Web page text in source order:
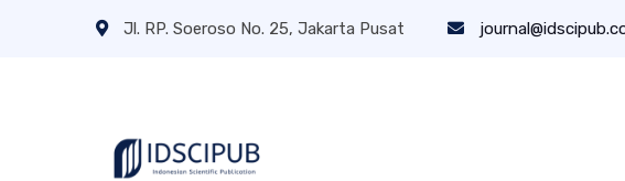
Jl. RP. Soeroso No. 25, Jakarta Pusat